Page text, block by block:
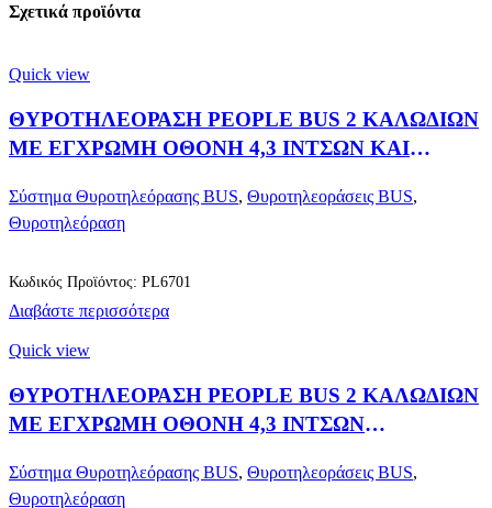
Σχετικά προϊόντα
Quick view
ΘΥΡΟΤΗΛΕΟΡΑΣΗ PEOPLE BUS 2 ΚΑΛΩΔΙΩΝ
ΜΕ ΕΓΧΡΩΜΗ ΟΘΟΝΗ 4,3 ΙΝΤΣΩΝ ΚΑΙ
Σύστημα Θυροτηλεόρασης BUS, Θυροτηλεοράσεις BUS,
Θυροτηλεόραση
Διαβάστε περισσότερα
Κωδικός Προϊόντος: PL6701
Quick view
ΘΥΡΟΤΗΛΕΟΡΑΣΗ PEOPLE BUS 2 ΚΑΛΩΔΙΩΝ
ΜΕ ΕΓΧΡΩΜΗ ΟΘΟΝΗ 4,3 ΙΝΤΣΩΝ
Σύστημα Θυροτηλεόρασης BUS, Θυροτηλεοράσεις BUS,
Θυροτηλεόραση